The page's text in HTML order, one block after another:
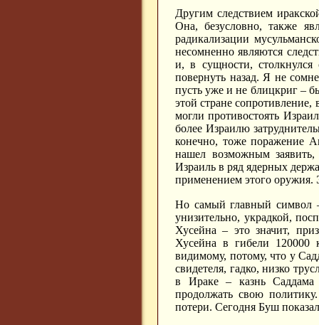
Другим следствием
Она, безусловно, также
радикализации
несомненно являются
и, в сущности,
повернуть назад. Я не
пусть уже и не блицкриг –
этой стране
могли противостоять
более Израилю
конечно, тоже поражение
нашел возможным
Израиль в ряд ядерных
применением этого оружия.
Но самый главный символ
унизительно, украдкой,
Хусейна – это значит,
Хусейна в гибели 120000
видимому, потому, что у
свидетеля, гадко, низко
в Ираке – казнь Саддама
продолжать свою
потери. Сегодня Буш